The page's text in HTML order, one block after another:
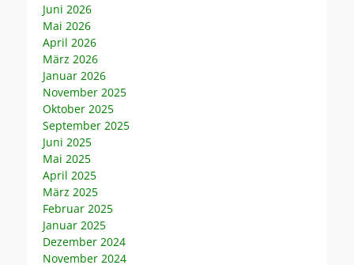
Juni 2026
Mai 2026
April 2026
März 2026
Januar 2026
November 2025
Oktober 2025
September 2025
Juni 2025
Mai 2025
April 2025
März 2025
Februar 2025
Januar 2025
Dezember 2024
November 2024